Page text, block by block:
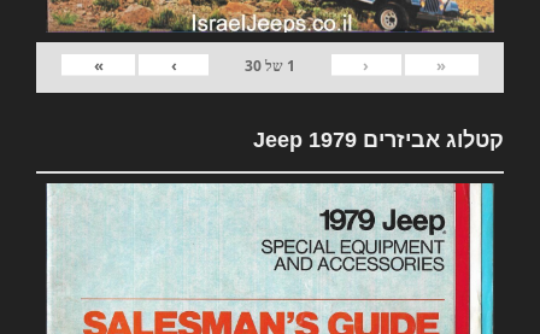
«
‹
1 של30
›
»
קטלוג אביזרים 1979 Jeep